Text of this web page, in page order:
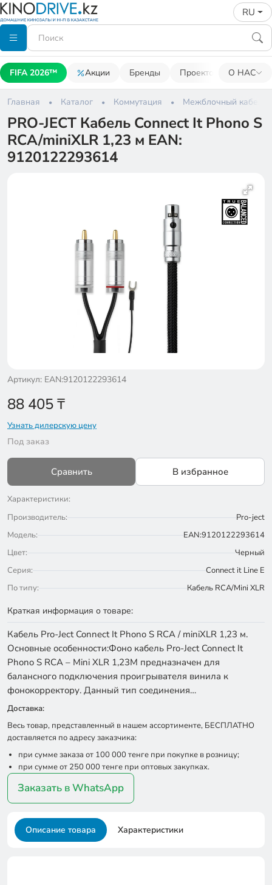
RU
FIFA 2026™ Акции Бренды Проекторы О НАС
Главная Каталог Коммутация Межблочный кабель
PRO-JECT Кабель Connect It Phono S
RCA/miniXLR 1,23 м EAN:
9120122293614
Артикул: EAN:9120122293614
88 405₸
Узнать дилерскую цену
Под заказ
Сравнить В избранное
Характеристики:
Производитель:
Pro-ject
Модель:
EAN:9120122293614
Цвет:
Черный
Серия:
Connect it Line E
По типу:
Кабель RCA/Mini XLR
Краткая информация о товаре:
Кабель Pro-Ject Connect It Phono S RCA / miniXLR 1,23 м.
Основные особенности:Фоно кабель Pro-Ject Connect It
Phono S RCA – Mini XLR 1,23М предназначен для
балансного подключения проигрывателя винила к
фонокорректору. Данный тип соединения…
Доставка:
Весь товар, представленный в нашем ассортименте, БЕСПЛАТНО
доставляется по адресу заказчика:
при сумме заказа от 100 000 тенге при покупке в розницу;
при сумме от 250 000 тенге при оптовых закупках.
Заказать в WhatsApp
Описание товара Характеристики